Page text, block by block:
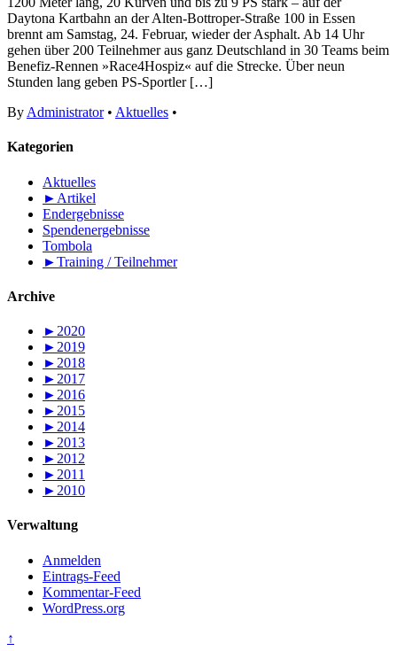
Daytona Kartbahn an der Alten-Bottroper-Straße 100 in Essen
brennt am Samstag, 24. Februar, wieder der Asphalt. Ab 14 Uhr
gehen über 200 Teilnehmer aus ganz Deutschland in 30 Teams beim
Benefiz-Rennen »Race4Hospiz« auf die Strecke. Über neun
Stunden lang geben PS-Sportler […]
By Administrator• Aktuelles •
Kategorien
Aktuelles
► Artikel
Endergebnisse
Spendenergebnisse
Tombola
►Training / Teilnehmer
Archive
► 2020
► 2019
► 2018
► 2017
► 2016
► 2015
► 2014
► 2013
► 2012
► 2011
► 2010
Verwaltung
Anmelden
Eintrags-Feed
Kommentar-Feed
WordPress.org
↑